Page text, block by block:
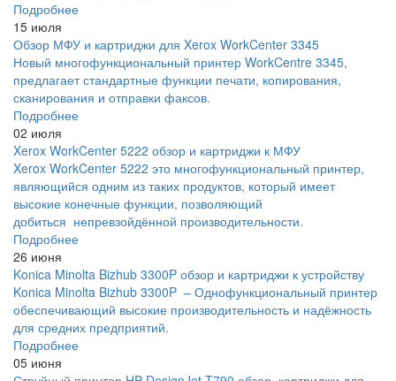
Подробнее
15 июля
Обзор МФУ и картриджи для Xerox WorkCenter 3345
Новый многофункциональный принтер WorkCentre 3345,
предлагает стандартные функции печати, копирования,
сканирования и отправки факсов.
Подробнее
02 июля
Xerox WorkCenter 5222 обзор и картриджи к МФУ
Xerox WorkCenter 5222 это многофункциональный принтер,
являющийся одним из таких продуктов, который имеет
высокие конечные функции, позволяющий
добиться непревзойдённой производительности.
Подробнее
26 июня
Konica Minolta Bizhub 3300P обзор и картриджи к устройству
Konica Minolta Bizhub 3300P – Однофункциональный принтер
обеспечивающий высокие производительность и надёжность
для средних предприятий.
Подробнее
05 июня